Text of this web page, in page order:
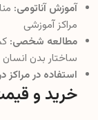
آموزش آناتومی:
مراکز آموزشی
مطالعه شخصی:
ساختار بدن انسان
استفاده در مراکز
خرید و